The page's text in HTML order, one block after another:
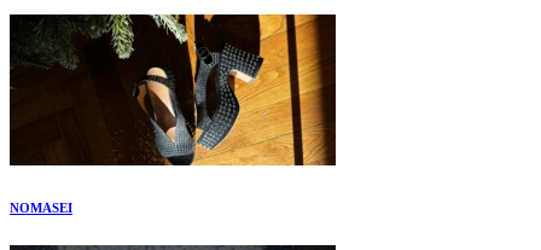
NOMASEI